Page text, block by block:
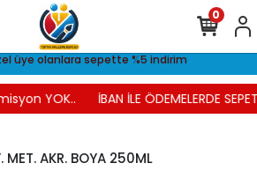
üye olanlara sepette %5 indirim
YOK.. İBAN İLE ÖDEMELERDE
0
MET. AKR. BOYA 250ML